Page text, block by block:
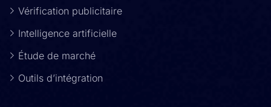
Vérification publicitaire
Intelligence artificielle
Étude de marché
Outils d’intégration